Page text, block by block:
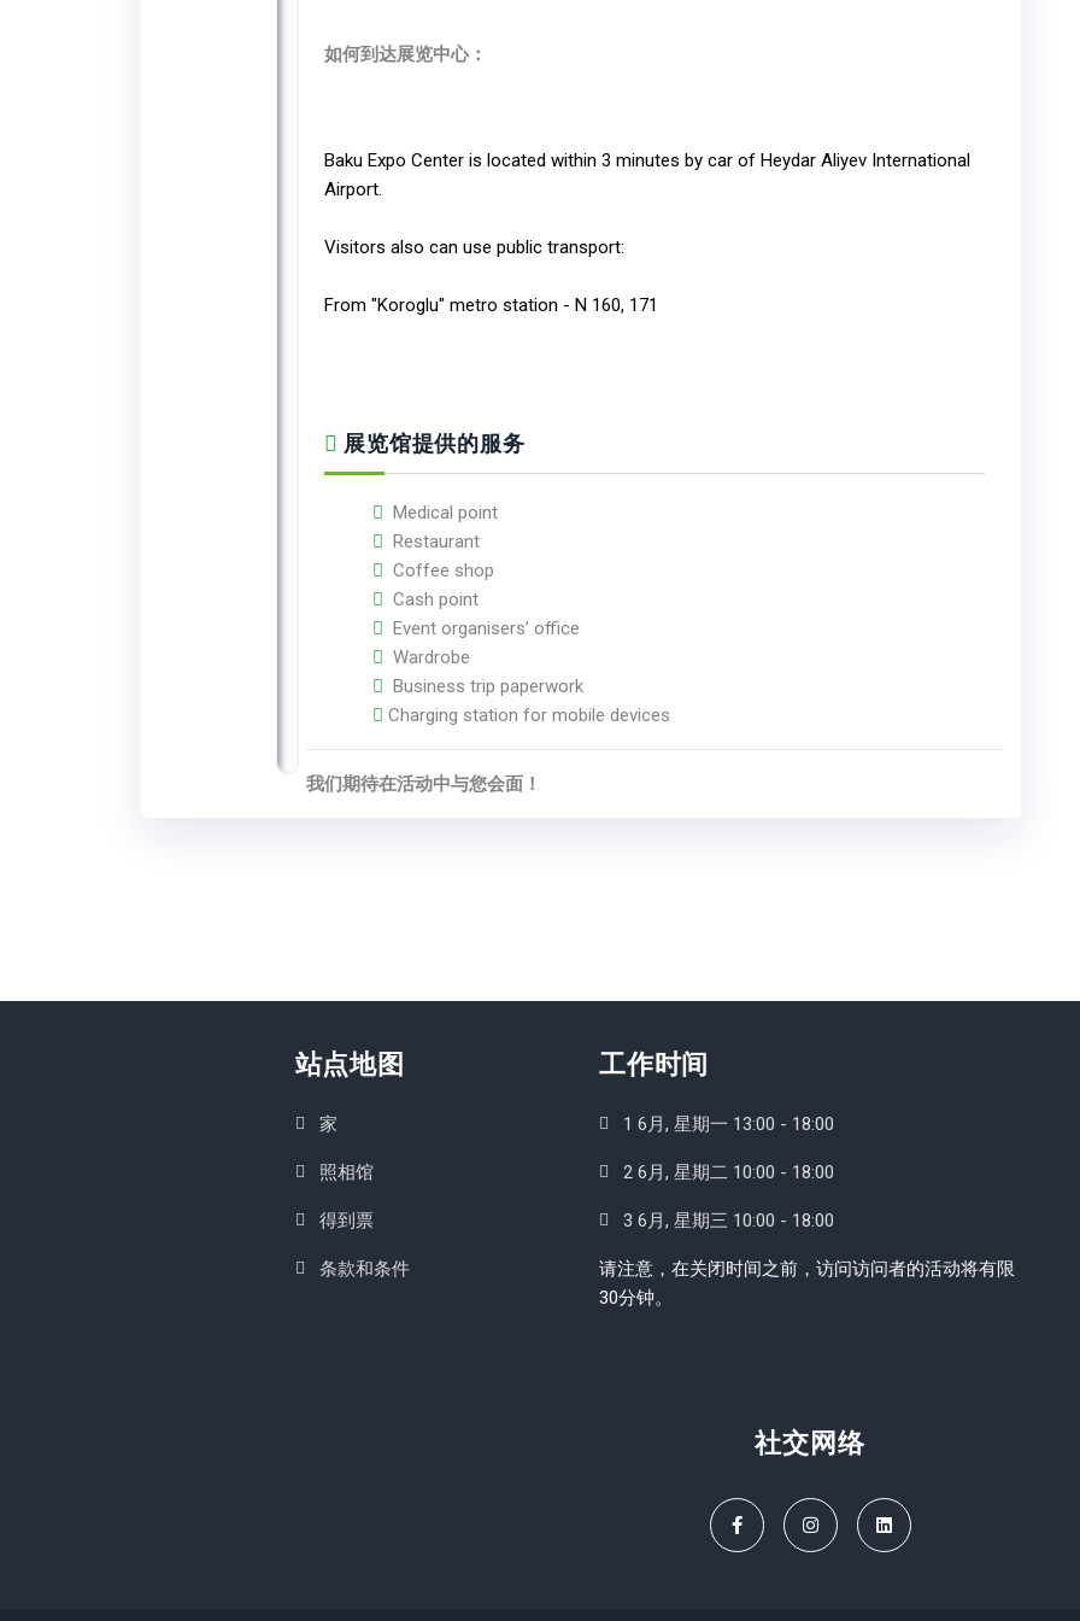
如何到达展览中心：
Baku Expo Center is located within 3 minutes by car of Heydar Aliyev International
Airport.
Visitors also can use public transport:
From "Koroglu" metro station - N 160, 171
展览馆提供的服务
Medical point
Restaurant
Coffee shop
Cash point
Event organisers’ office
Wardrobe
Business trip paperwork
Charging station for mobile devices
我们期待在活动中与您会面！
站点地图
家
照相馆
得到票
条款和条件
工作时间
1 6月, 星期一 13:00 - 18:00
2 6月, 星期二 10:00 - 18:00
3 6月, 星期三 10:00 - 18:00
请注意，在关闭时间之前，访问访问者的活动将有限
30分钟。
社交网络